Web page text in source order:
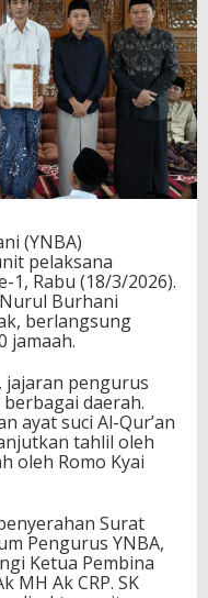
(YNBA)
pelaksana
1, Rabu (18/3/2026).
Burhani
berlangsung
jamaah.
jajaran pengurus
daerah.
ayat suci Al-Qur’an
tahlil oleh
oleh Romo Kyai
Surat
Pengurus YNBA,
Ketua Pembina
MH Ak CRP. SK